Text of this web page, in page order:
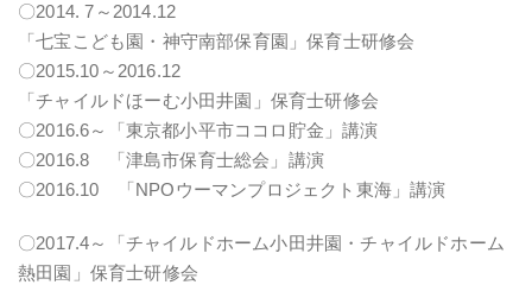
〇2014. 7～2014.12
「七宝こども園・神守南部保育園」保育士研修会
〇2015.10～2016.12
「チャイルドほーむ小田井園」保育士研修会
〇2016.6～「東京都小平市ココロ貯金」講演
〇2016.8 「津島市保育士総会」講演
〇2016.10 「NPOウーマンプロジェクト東海」講演
〇2017.4～「チャイルドホーム小田井園・チャイルドホーム
熱田園」保育士研修会